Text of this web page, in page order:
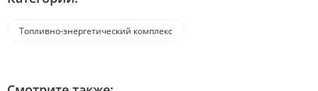
Топливно-энергетический комплекс